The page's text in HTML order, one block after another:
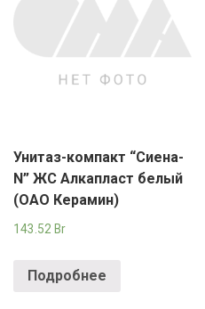
Унитаз-компакт “Сиена-
N” ЖС Алкапласт белый
(ОАО Керамин)
143.52 Br
Подробнее